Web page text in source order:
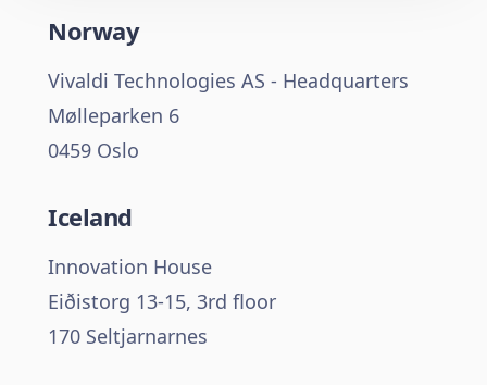
Norway
Vivaldi Technologies AS - Headquarters
Mølleparken 6
0459 Oslo
Iceland
Innovation House
Eiðistorg 13-15, 3rd floor
170 Seltjarnarnes